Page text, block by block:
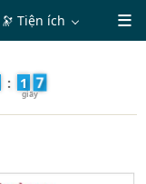
🔭Tiện ích
: 1 9